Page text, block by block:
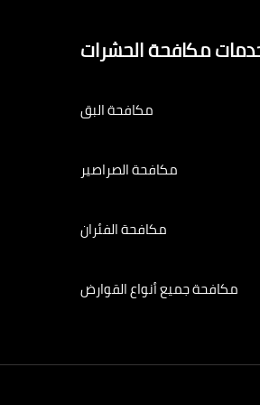
مكافحة الحشرات
مكافحة البق
مكافحة الصراصير
مكافحة الفئران
مكافحة جميع أنواع القوارض